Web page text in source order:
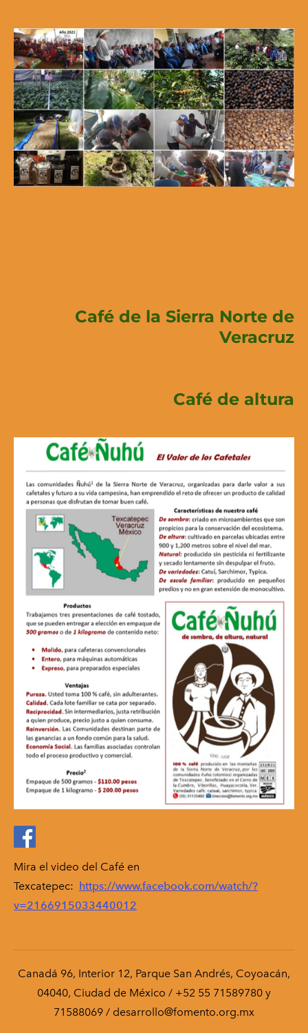
Café de la Sierra Norte de
Veracruz
Café de altura
Mira el video del Café en
Texcatepec: https://www.facebook.com/watch/?
v=2166915033440012
Canadá 96, Interior 12, Parque San Andrés, Coyoacán,
04040, Ciudad de México / +52 55 71589780 y
71588069 / desarrollo@fomento.org.mx